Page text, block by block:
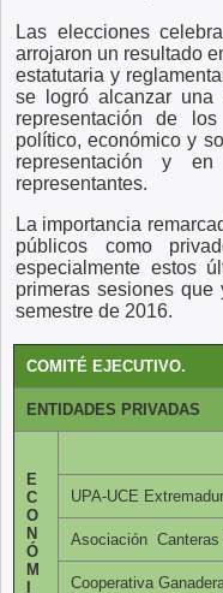
Las elecciones
arrojaron un resultado
estatutaria y
se logró alcanzar una
representación de
político, económico y
representación y
representantes.
La importancia
públicos como
especialmente estos
primeras sesiones
semestre de 2016.
COMITÉ EJECUTIVO.
ENTIDADES PRIVADAS
E
C
O
N
Ó
M
UPA-UCE
Asociación Canteras
Cooperativa